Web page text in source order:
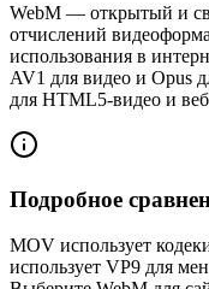
WebM — открытый и
отчислений
использования в
AV1 для видео и Opus
для HTML5-видео и
Подробное
MOV использует
использует VP9 для